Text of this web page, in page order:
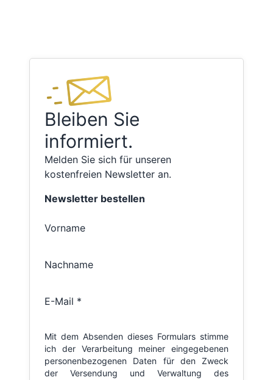
Bleiben Sie
informiert.
Melden Sie sich für unseren
kostenfreien Newsletter an.